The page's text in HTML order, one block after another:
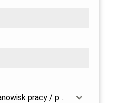
Wartościowanie stanowisk pracy / przygotowanie firmy do wdrożenia dyrektywy 2023/970